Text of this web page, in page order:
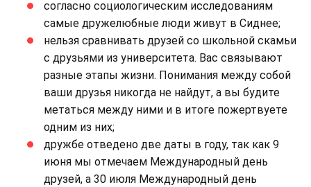
согласно социологическим исследованиям
самые дружелюбные люди живут в Сиднее;
нельзя сравнивать друзей со школьной скамьи
с друзьями из университета. Вас связывают
разные этапы жизни. Понимания между собой
ваши друзья никогда не найдут, а вы будите
метаться между ними и в итоге пожертвуете
одним из них;
дружбе отведено две даты в году, так как 9
июня мы отмечаем Международный день
друзей, а 30 июля Международный день